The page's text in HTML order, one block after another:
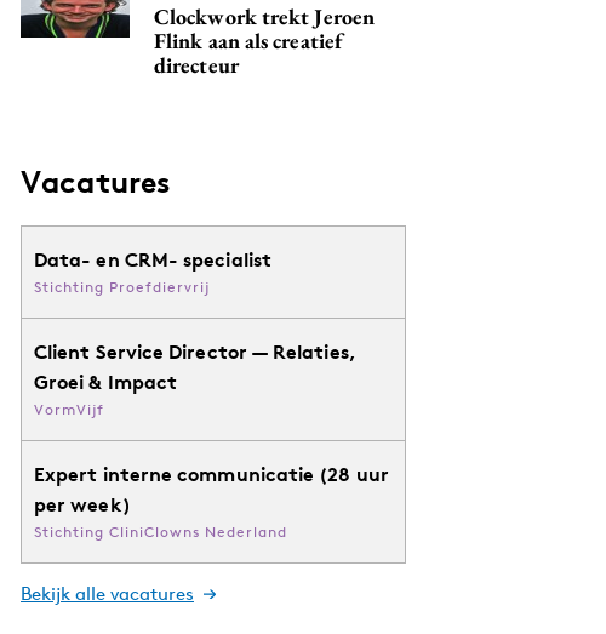
Clockwork trekt Jeroen
Flink aan als creatief
directeur
Vacatures
Data- en CRM- specialist
Stichting Proefdiervrij
Client Service Director — Relaties,
Groei & Impact
VormVijf
Expert interne communicatie (28 uur
per week)
Stichting CliniClowns Nederland
Bekijk alle vacatures